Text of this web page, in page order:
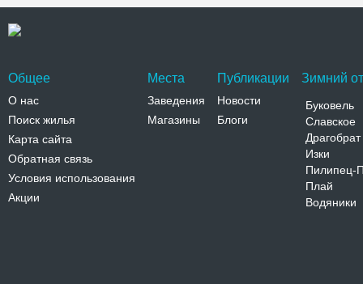
Общее
О нас
Поиск жилья
Карта сайта
Обратная связь
Условия использования
Акции
Места
Заведения
Магазины
Публикации
Новости
Блоги
Зимний
Буковель
Славское
Драгобрат
Изки
Пилипец-
Плай
Водяники